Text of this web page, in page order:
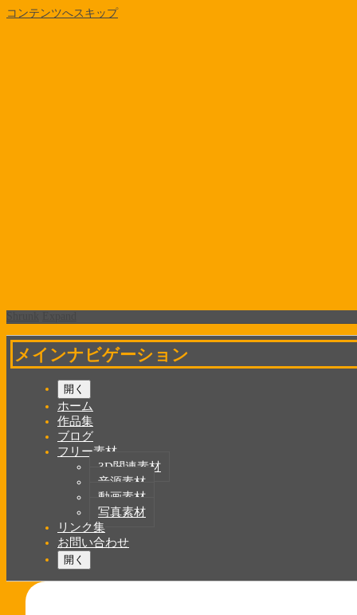
コンテンツへスキップ
メインナビゲーション
開く
ホーム
作品集
ブログ
フリー素材
3D関連素材
音源素材
動画素材
写真素材
リンク集
お問い合わせ
開く